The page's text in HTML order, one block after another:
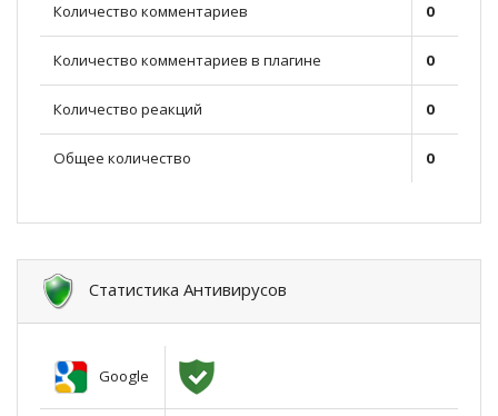
Количество комментариев 0
Количество комментариев в плагине 0
Количество реакций 0
Общее количество 0
Статистика Антивирусов
Google